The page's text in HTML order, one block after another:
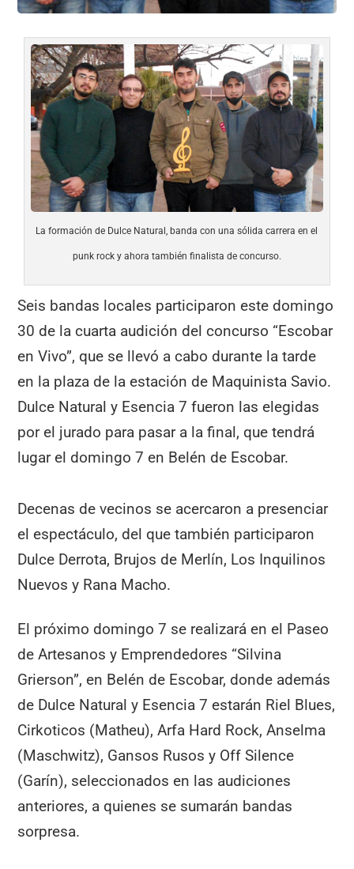
La formación de Dulce Natural, banda con una sólida carrera en el
punk rock y ahora también finalista de concurso.
Seis bandas locales participaron este domingo
30 de la cuarta audición del concurso “Escobar
en Vivo”, que se llevó a cabo durante la tarde
en la plaza de la estación de Maquinista Savio.
Dulce Natural y Esencia 7 fueron las elegidas
por el jurado para pasar a la final, que tendrá
lugar el domingo 7 en Belén de Escobar.
Decenas de vecinos se acercaron a presenciar
el espectáculo, del que también participaron
Dulce Derrota, Brujos de Merlín, Los Inquilinos
Nuevos y Rana Macho.
El próximo domingo 7 se realizará en el Paseo
de Artesanos y Emprendedores “Silvina
Grierson”, en Belén de Escobar, donde además
de Dulce Natural y Esencia 7 estarán Riel Blues,
Cirkoticos (Matheu), Arfa Hard Rock, Anselma
(Maschwitz), Gansos Rusos y Off Silence
(Garín), seleccionados en las audiciones
anteriores, a quienes se sumarán bandas
sorpresa.